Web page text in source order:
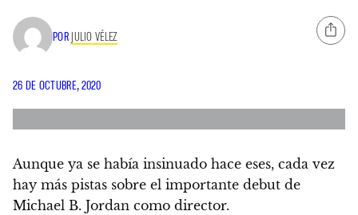
POR JULIO VÉLEZ
26 DE OCTUBRE, 2020
Aunque ya se había insinuado hace eses, cada vez
hay más pistas sobre el importante debut de
Michael B. Jordan como director.